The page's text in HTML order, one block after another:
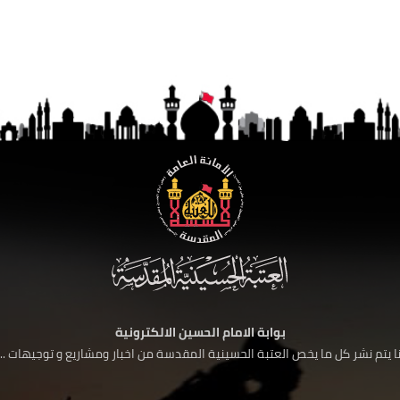
بوابة الامام الحسين الالكترونية
يتم نشر كل ما يخص العتبة الحسينية المقدسة من اخبار ومشاريع و توجيهات